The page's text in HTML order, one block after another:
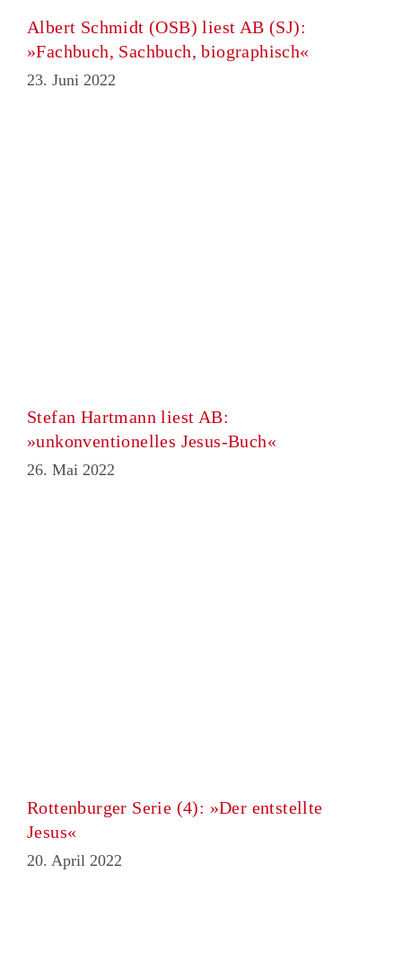
Albert Schmidt (OSB) liest AB (SJ):
»Fachbuch, Sachbuch, biographisch«
23. Juni 2022
Stefan Hartmann liest AB:
»unkonventionelles Jesus-Buch«
26. Mai 2022
Rottenburger Serie (4): »Der entstellte
Jesus«
20. April 2022